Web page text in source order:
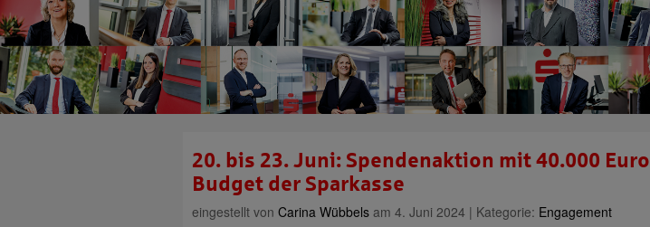
20. bis 23. Juni: Spendenaktion mit 40.000 Euro
Budget der Sparkasse
eingestellt von Carina Wübbels am 4. Juni 2024 | Kategorie: Engagement